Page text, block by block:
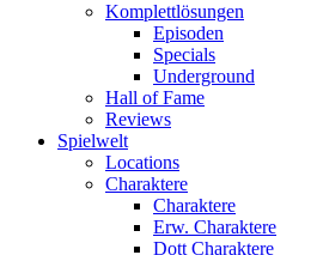
Komplettlösungen
Episoden
Specials
Underground
Hall of Fame
Reviews
Spielwelt
Locations
Charaktere
Charaktere
Erw. Charaktere
Dott Charaktere